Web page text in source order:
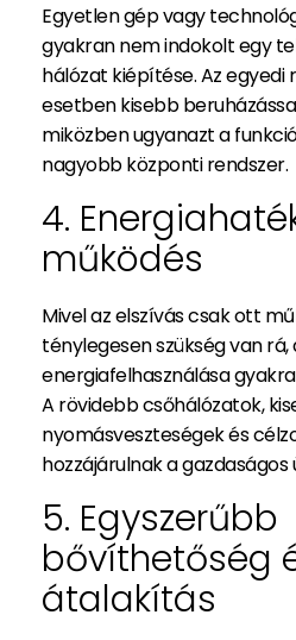
Egyetlen gép vagy
gyakran nem indokolt egy
hálózat kiépítése. Az egyedi
esetben kisebb
miközben ugyanazt a
nagyobb központi rendszer.
4.
működés
Mivel az elszívás csak ott
ténylegesen szükség van
energiafelhasználása
A rövidebb csőhálózatok,
nyomásveszteségek és
hozzájárulnak a
5. Egyszerűbb
bővíthetőség
átalakítás